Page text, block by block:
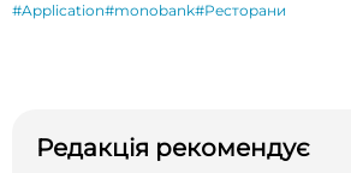
#Application#monobank#Ресторани
Редакція рекомендує